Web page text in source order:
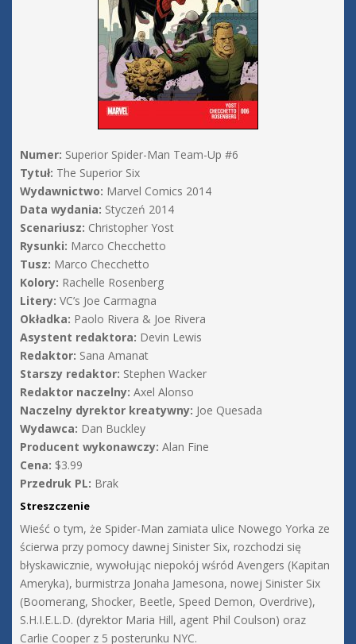
Numer: Superior Spider-Man Team-Up #6
Tytuł: The Superior Six
Wydawnictwo: Marvel Comics 2014
Data wydania: Styczeń 2014
Scenariusz: Christopher Yost
Rysunki: Marco Checchetto
Tusz: Marco Checchetto
Kolory: Rachelle Rosenberg
Litery: VC’s Joe Carmagna
Okładka: Paolo Rivera & Joe Rivera
Asystent redaktora: Devin Lewis
Redaktor: Sana Amanat
Starszy redaktor: Stephen Wacker
Redaktor naczelny: Axel Alonso
Naczelny dyrektor kreatywny: Joe Quesada
Wydawca: Dan Buckley
Producent wykonawczy: Alan Fine
Cena: $3.99
Przedruk PL: Brak
Streszczenie
Wieść o tym, że Spider-Man zamiata ulice Nowego Yorka ze
ścierwa przy pomocy dawnej Sinister Six, rozchodzi się
błyskawicznie, wywołując niepokój wśród Avengers (Kapitan
Ameryka), burmistrza Jonaha Jamesona, nowej Sinister Six
(Boomerang, Shocker, Beetle, Speed Demon, Overdrive),
S.H.I.E.L.D. (dyrektor Maria Hill, agent Phil Coulson) oraz
Carlie Cooper z 5 posterunku NYC.